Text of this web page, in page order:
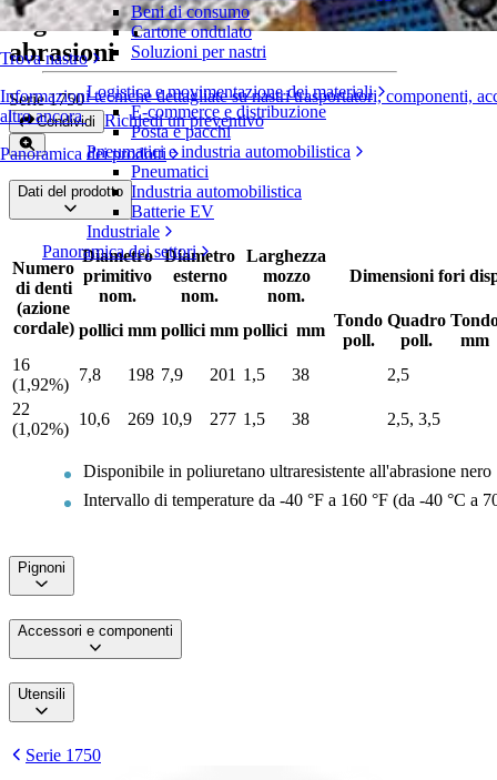
Trova nastro
Informazioni tecniche dettagliate su nastri trasportatori, componenti,
altro ancora
Panoramica dei prodotti
Beni di consumo
Cartone ondulato
Soluzioni per nastri
Logistica e movimentazione dei materiali
E-commerce e distribuzione
Posta e pacchi
Pneumatici e industria automobilistica
Pneumatici
Industria automobilistica
Batterie EV
Industriale
Panoramica dei settori
Pignoni in poliuretano ultraresistente alle
abrasioni
Serie 1750
Condividi Richiedi un preventivo
Dati del prodotto
Numero
di denti
(azione
cordale)
Diametro
primitivo
nom.
Diametro
esterno
nom.
Larghezza
mozzo
nom.
Dimensioni fori
pollici mm pollici mm pollici mm
Tondo
poll.
Quadro
poll.
mm
16
(1,92%)
7,8 198 7,9 201 1,5 38
2,5
22
(1,02%)
10,6 269 10,9 277 1,5 38 2,5, 3,5
Disponibile in poliuretano ultraresistente all'abrasione nero
Intervallo di temperature da -40 °F a 160 °F (da -40 °C a
Pignoni
Accessori e componenti
Utensili
Serie 1750